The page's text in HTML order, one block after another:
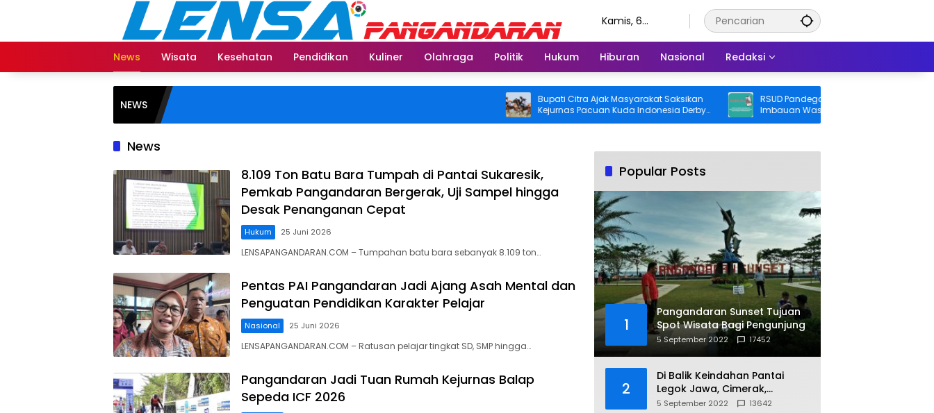
Kamis, 6
News
Wisata Kesehatan Pendidikan Kuliner Olahraga Politik Hukum Hiburan Nasional Redaksi
NEWS
Bupati Citra Ajak Masyarakat Saksikan
Kejurnas Pacuan Kuda Indonesia Derby
2026 di Legokjawa
RSUD Pandega Pangandaran Keluarkan
Imbauan Waspada Penipuan
News
8.109 Ton Batu Bara Tumpah di Pantai Sukaresik,
Pemkab Pangandaran Bergerak, Uji Sampel hingga
Desak Penanganan Cepat
Hukum 25 Juni 2026
LENSAPANGANDARAN.COM – Tumpahan batu bara sebanyak 8.109 ton…
Pentas PAI Pangandaran Jadi Ajang Asah Mental dan
Penguatan Pendidikan Karakter Pelajar
Nasional 25 Juni 2026
LENSAPANGANDARAN.COM – Ratusan pelajar tingkat SD, SMP hingga…
Pangandaran Jadi Tuan Rumah Kejurnas Balap
Sepeda ICF 2026
Popular Posts
1
Pangandaran Sunset Tujuan
Spot Wisata Bagi Pengunjung
5 September 2022 17452
2
Di Balik Keindahan Pantai
Legok Jawa, Cimerak,
Pangandaran
5 September 2022 13642